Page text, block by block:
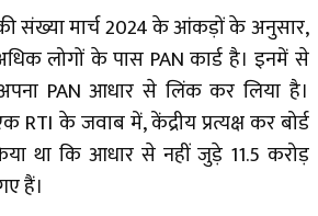
संख्या मार्च 2024 के आंकड़ों के अनुसार,
लोगों के पास PAN कार्ड है। इनमें से
PAN आधार से लिंक कर लिया है।
के जवाब में, केंद्रीय प्रत्यक्ष कर बोर्ड
था कि आधार से नहीं जुड़े 11.5 करोड़
हैं।